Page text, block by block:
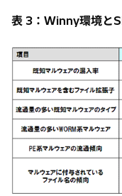
表 3：Winny環境と